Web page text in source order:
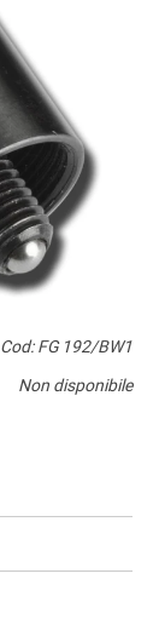
Cod: FG 192/BW1
Non disponibile